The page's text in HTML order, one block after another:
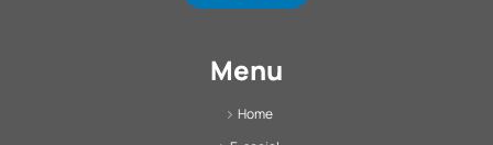
Menu
Home